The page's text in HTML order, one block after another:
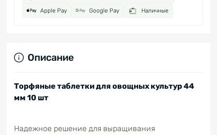
Apple Pay Google Pay Наличные
Описание
Торфяные таблетки для овощных культур 44
мм 10 шт
Надежное решение для выращивания